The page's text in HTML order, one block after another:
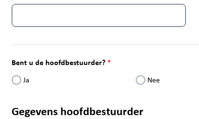
Bent u de hoofdbestuurder?
Ja Nee
Gegevens hoofdbestuurder